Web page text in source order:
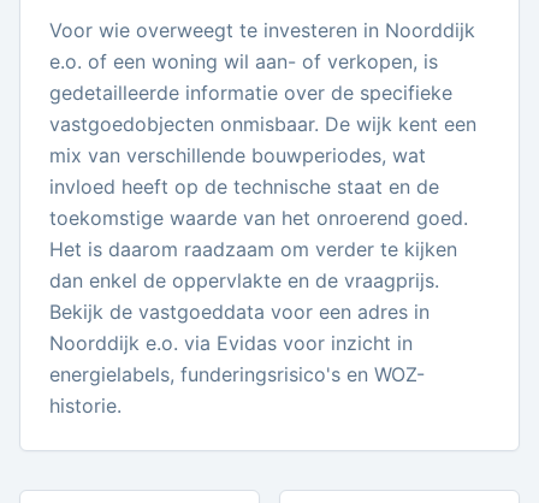
Voor wie overweegt te investeren in Noorddijk
e.o. of een woning wil aan- of verkopen, is
gedetailleerde informatie over de specifieke
vastgoedobjecten onmisbaar. De wijk kent een
mix van verschillende bouwperiodes, wat
invloed heeft op de technische staat en de
toekomstige waarde van het onroerend goed.
Het is daarom raadzaam om verder te kijken
dan enkel de oppervlakte en de vraagprijs.
Bekijk de vastgoeddata voor een adres in
Noorddijk e.o. via Evidas voor inzicht in
energielabels, funderingsrisico's en WOZ-
historie.